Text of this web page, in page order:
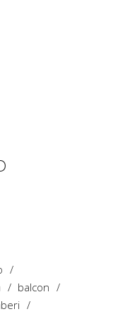
balcon